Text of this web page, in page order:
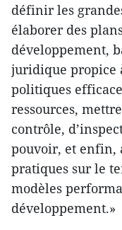
définir les
élaborer des
développement,
juridique propice
politiques
ressources,
contrôle,
pouvoir, et enfin,
pratiques sur le
modèles
développement.»